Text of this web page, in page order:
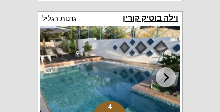
וילה בוטיק קורין גרנות הגליל
4